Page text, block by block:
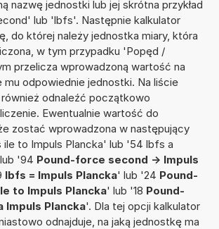
nazwę jednostki lub jej skrótna przykład
lub 'lbfs'. Następnie kalkulator
do której należy jednostka miary, która
w tym przypadku 'Popęd /
przelicza wprowadzoną wartość na
mu odpowiednie jednostki. Na liście
odnaleźć początkowo
Ewentualnie wartość do
zostać wprowadzona w następujący
to Impuls Plancka' lub '54 lbfs a
'94 Pound-force second -> Impuls
lbfs = Impuls Plancka' lub '24 Pound-
to Impuls Plancka' lub '18 Pound-
Impuls Plancka'. Dla tej opcji kalkulator
odnajduje, na jaką jednostkę ma